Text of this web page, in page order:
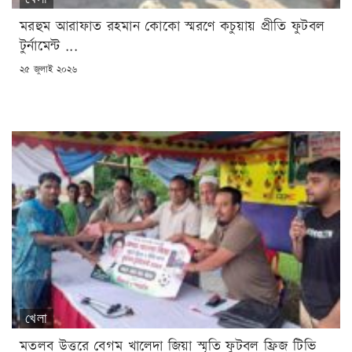
মরহুম আরাফাত রহমান কোকো স্মরণে কচুয়ায় প্রীতি ফুটবল
টুর্নামেন্ট ...
POSTED
২৫ জুলাই ২০২৬
খেলা
মতলব উত্তরে বেগম খালেদা জিয়া স্মৃতি ফুটবল ফ্রিজ টিভি